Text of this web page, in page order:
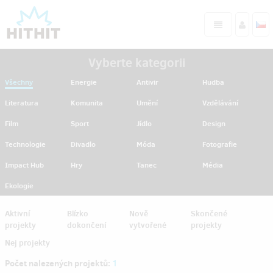
Všechny Energie Antivir
Hudba
Literatura
Komunita Umění
Vzdělávání
Film
Sport Jídlo
Design
Technologie
Divadlo Móda
Fotografie
Impact Hub
Hry Tanec
Média
Ekologie
Aktivní
projekty
Blízko
dokončení
Nově
vytvořené
Skončené
projekty
Nej projekty
Počet nalezených projektů: 1